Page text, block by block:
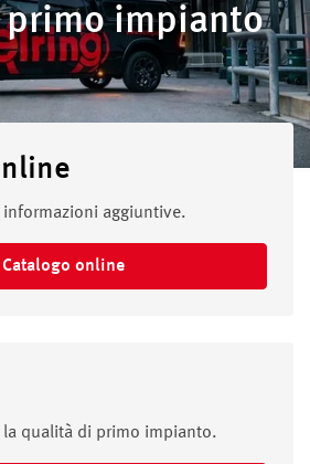
impianto
aggiuntive.
Catalogo online
la qualità di primo impianto.